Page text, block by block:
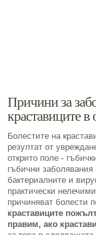
Причини за
краставиците в
Болестите на
резултат от
открито поле -
гъбични
бактериалните и
практически
причиняват болести
краставиците
правим, ако